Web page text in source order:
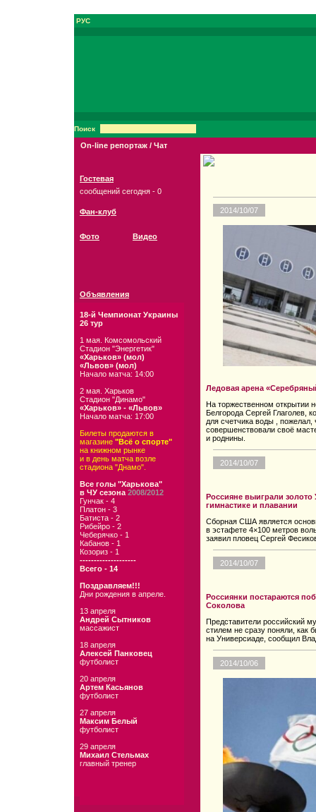
РУС
Поиск
On-line репортаж / Чат
Гостевая
сообщений сегодня - 0
Фан-клуб
Фото Видео
Объявления
18-й Чемпионат Украины
26 тур
1 мая. Комсомольский
Стадион "Энергетик"
«Харьков» (мол)
«Львов» (мол)
Начало матча: 14:00
2 мая. Харьков
Стадион "Динамо"
«Харьков» - «Львов»
Начало матча: 17:00
Билеты продаются в
магазине "Всё о спорте"
на книжном рынке
и в день матча возле
стадиона "Днамо".
Все голы "Харькова"
в ЧУ сезона 2008/2012
Гунчак - 4
Платон - 3
Батиста - 2
Рибейро - 2
Чеберячко - 1
Кабанов - 1
Козориз - 1
--------------------
Всего - 14
Поздравляем!!!
Дни рождения в апреле.
13 апреля
Андрей Сытников
массажист
18 апреля
Алексей Панковец
футболист
20 апреля
Артем Касьянов
футболист
27 апреля
Максим Белый
футболист
29 апреля
Михаил Стельмах
главный тренер
2014/10/07
Ледовая арена
На торжественном открытии
Белгорода Сергей Глаголев,
для счетчика воды ,
совершенствовали своё
и роднины.
2014/10/07
Россияне выиграли
гимнастике и плавании
Сборная США является
в эстафете 4×100 метров
заявил пловец Сергей
2014/10/07
Россиянки постараются
Соколова
Представители российский
стилем не сразу поняли, как
на Универсиаде, сообщил
2014/10/06